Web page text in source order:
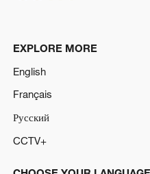
EXPLORE MORE
English
Français
Русский
CCTV+